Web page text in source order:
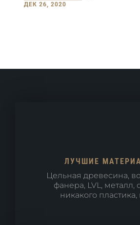
ДЕК 26, 2020
ЛУЧШИЕ
Цельная древесина,
фанера, LVL, металл,
никакого пластика,